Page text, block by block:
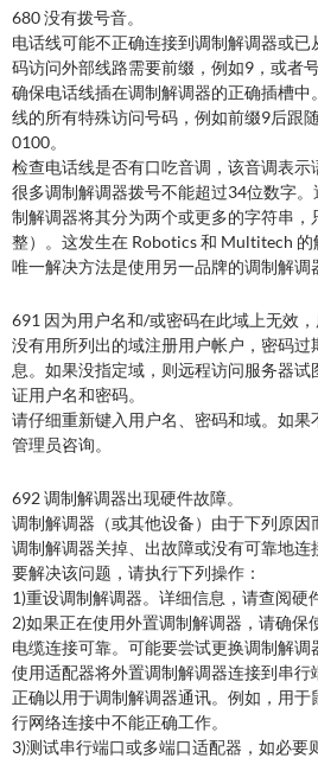
680 没有拨号音。
电话线可能不正确连接到调制解调器或
码访问外部线路需要前缀，例如9，或者号
确保电话线插在调制解调器的正确插槽
线的所有特殊访问号码，例如前缀9后跟
0100。
检查电话线是否有口吃音调，该音调表示
很多调制解调器拨号不能超过34位数字
制解调器将其分为两个或更多的字符串
整）。这发生在 Robotics 和 Multitech
唯一解决方法是使用另一品牌的调制解调
691 因为用户名和/或密码在此域上无效，
没有用所列出的域注册用户帐户，密码
息。如果没指定域，则远程访问服务器
证用户名和密码。
请仔细重新键入用户名、密码和域。如
管理员咨询。
692 调制解调器出现硬件故障。
调制解调器（或其他设备）由于下列原因
调制解调器关掉、出故障或没有可靠地连
要解决该问题，请执行下列操作：
1)重设调制解调器。详细信息，请查阅硬
2)如果正在使用外置调制解调器，请确保
电缆连接可靠。可能要尝试更换调制解
使用适配器将外置调制解调器连接到串
正确以用于调制解调器通讯。例如，用于
行网络连接中不能正确工作。
3)测试串行端口或多端口适配器，如必要